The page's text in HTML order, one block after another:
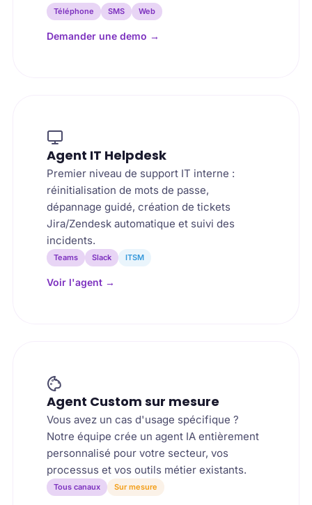
Téléphone SMS Web
Demander une demo →
Agent IT Helpdesk
Premier niveau de support IT interne :
réinitialisation de mots de passe,
dépannage guidé, création de tickets
Jira/Zendesk automatique et suivi des
incidents.
Teams Slack ITSM
Voir l'agent →
Agent Custom sur mesure
Vous avez un cas d'usage spécifique ?
Notre équipe crée un agent IA entièrement
personnalisé pour votre secteur, vos
processus et vos outils métier existants.
Tous canaux Sur mesure